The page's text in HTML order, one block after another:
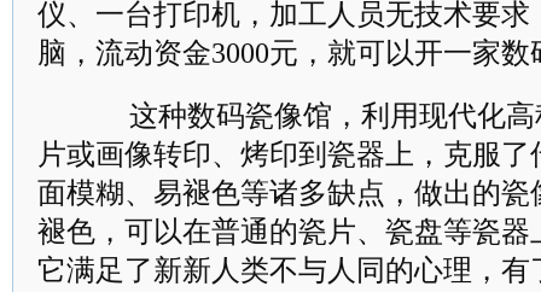
仪、一台打印机，加工人员无技术要
脑，流动资金3000元，就可以开一家数
这种数码瓷像馆，利用现代化高
片或画像转印、烤印到瓷器上，克服
面模糊、易褪色等诸多缺点，做出的
褪色，可以在普通的瓷片、瓷盘等瓷
它满足了新新人类不与人同的心理，